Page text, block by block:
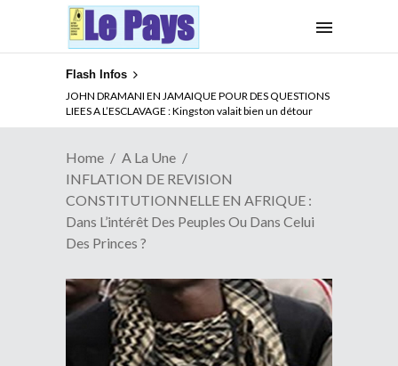
Flash Infos
ABSENCE PROLONGEE DE PAUL BIYA DU CAMEROUN :
Qui pilote le Cameroun ?
Home
A La Une
INFLATION DE REVISION
CONSTITUTIONNELLE EN AFRIQUE :
Dans L’intérêt Des Peuples Ou Dans Celui
Des Princes ?